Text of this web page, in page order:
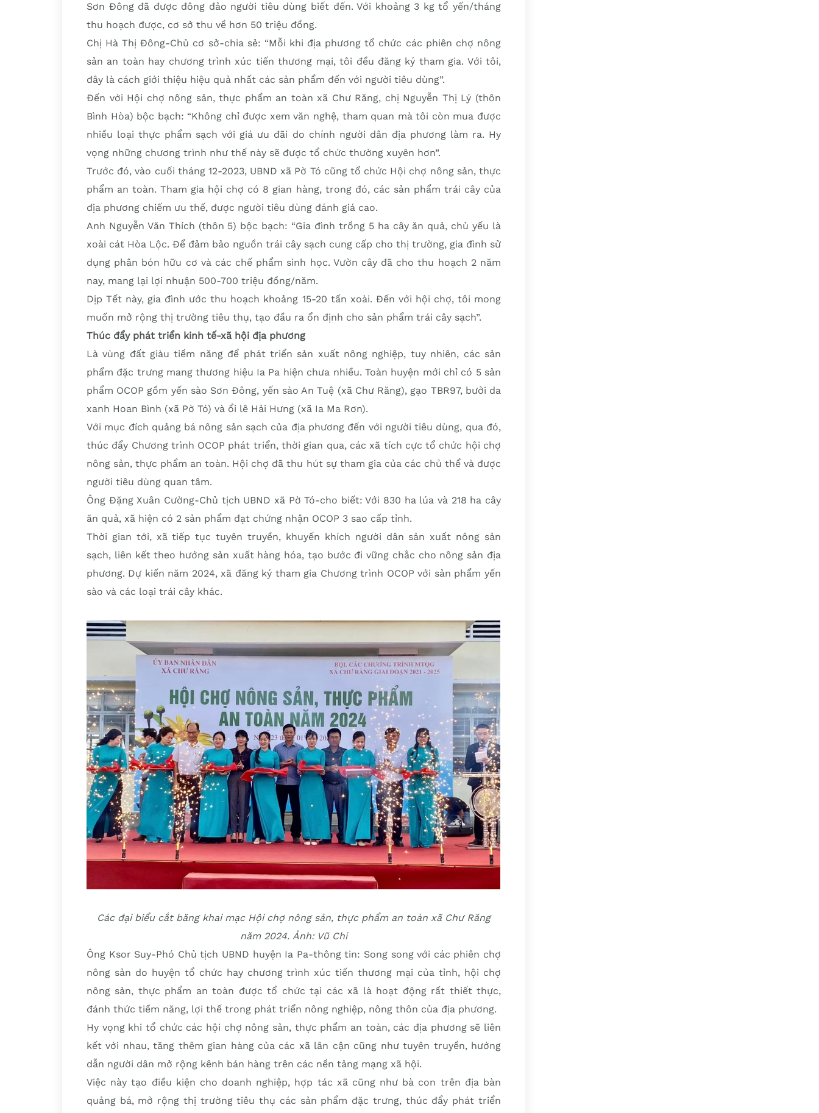
Sơn Đông đã được đông đảo người tiêu dùng biết đến. Với khoảng 3 kg tổ yến/tháng
thu hoạch được, cơ sở thu về hơn 50 triệu đồng.
Chị Hà Thị Đông-Chủ cơ sở-chia sẻ: “Mỗi khi địa phương tổ chức các phiên chợ nông
sản an toàn hay chương trình xúc tiến thương mại, tôi đều đăng ký tham gia. Với tôi,
đây là cách giới thiệu hiệu quả nhất các sản phẩm đến với người tiêu dùng”.
Đến với Hội chợ nông sản, thực phẩm an toàn xã Chư Răng, chị Nguyễn Thị Lý (thôn
Bình Hòa) bộc bạch: “Không chỉ được xem văn nghệ, tham quan mà tôi còn mua được
nhiều loại thực phẩm sạch với giá ưu đãi do chính người dân địa phương làm ra. Hy
vọng những chương trình như thế này sẽ được tổ chức thường xuyên hơn”.
Trước đó, vào cuối tháng 12-2023, UBND xã Pờ Tó cũng tổ chức Hội chợ nông sản, thực
phẩm an toàn. Tham gia hội chợ có 8 gian hàng, trong đó, các sản phẩm trái cây của
địa phương chiếm ưu thế, được người tiêu dùng đánh giá cao.
Anh Nguyễn Văn Thích (thôn 5) bộc bạch: “Gia đình trồng 5 ha cây ăn quả, chủ yếu là
xoài cát Hòa Lộc. Để đảm bảo nguồn trái cây sạch cung cấp cho thị trường, gia đình sử
dụng phân bón hữu cơ và các chế phẩm sinh học. Vườn cây đã cho thu hoạch 2 năm
nay, mang lại lợi nhuận 500-700 triệu đồng/năm.
Dịp Tết này, gia đình ước thu hoạch khoảng 15-20 tấn xoài. Đến với hội chợ, tôi mong
muốn mở rộng thị trường tiêu thụ, tạo đầu ra ổn định cho sản phẩm trái cây sạch”.
Thúc đẩy phát triển kinh tế-xã hội địa phương
Là vùng đất giàu tiềm năng để phát triển sản xuất nông nghiệp, tuy nhiên, các sản
phẩm đặc trưng mang thương hiệu Ia Pa hiện chưa nhiều. Toàn huyện mới chỉ có 5 sản
phẩm OCOP gồm yến sào Sơn Đông, yến sào An Tuệ (xã Chư Răng), gạo TBR97, bưởi da
xanh Hoan Bình (xã Pờ Tó) và ổi lê Hải Hưng (xã Ia Ma Rơn).
Với mục đích quảng bá nông sản sạch của địa phương đến với người tiêu dùng, qua đó,
thúc đẩy Chương trình OCOP phát triển, thời gian qua, các xã tích cực tổ chức hội chợ
nông sản, thực phẩm an toàn. Hội chợ đã thu hút sự tham gia của các chủ thể và được
người tiêu dùng quan tâm.
Ông Đặng Xuân Cường-Chủ tịch UBND xã Pờ Tó-cho biết: Với 830 ha lúa và 218 ha cây
ăn quả, xã hiện có 2 sản phẩm đạt chứng nhận OCOP 3 sao cấp tỉnh.
Thời gian tới, xã tiếp tục tuyên truyền, khuyến khích người dân sản xuất nông sản
sạch, liên kết theo hướng sản xuất hàng hóa, tạo bước đi vững chắc cho nông sản địa
phương. Dự kiến năm 2024, xã đăng ký tham gia Chương trình OCOP với sản phẩm yến
sào và các loại trái cây khác.
Các đại biểu cắt băng khai mạc Hội chợ nông sản, thực phẩm an toàn xã Chư Răng
năm 2024. Ảnh: Vũ Chi
Ông Ksor Suy-Phó Chủ tịch UBND huyện Ia Pa-thông tin: Song song với các phiên chợ
nông sản do huyện tổ chức hay chương trình xúc tiến thương mại của tỉnh, hội chợ
nông sản, thực phẩm an toàn được tổ chức tại các xã là hoạt động rất thiết thực,
đánh thức tiềm năng, lợi thế trong phát triển nông nghiệp, nông thôn của địa phương.
Hy vọng khi tổ chức các hội chợ nông sản, thực phẩm an toàn, các địa phương sẽ liên
kết với nhau, tăng thêm gian hàng của các xã lân cận cũng như tuyên truyền, hướng
dẫn người dân mở rộng kênh bán hàng trên các nền tảng mạng xã hội.
Việc này tạo điều kiện cho doanh nghiệp, hợp tác xã cũng như bà con trên địa bàn
quảng bá, mở rộng thị trường tiêu thụ các sản phẩm đặc trưng, thúc đẩy phát triển